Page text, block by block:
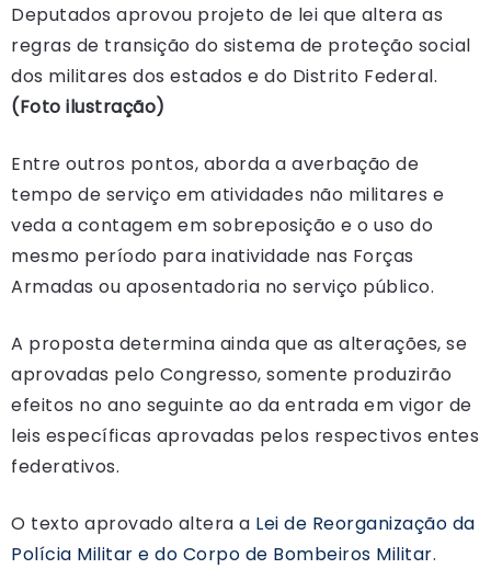
Deputados aprovou projeto de lei que altera as
regras de transição do sistema de proteção social
dos militares dos estados e do Distrito Federal.
(Foto ilustração)
Entre outros pontos, aborda a averbação de
tempo de serviço em atividades não militares e
veda a contagem em sobreposição e o uso do
mesmo período para inatividade nas Forças
Armadas ou aposentadoria no serviço público.
A proposta determina ainda que as alterações, se
aprovadas pelo Congresso, somente produzirão
efeitos no ano seguinte ao da entrada em vigor de
leis específicas aprovadas pelos respectivos entes
federativos.
O texto aprovado altera a Lei de Reorganização da
Polícia Militar e do Corpo de Bombeiros Militar.